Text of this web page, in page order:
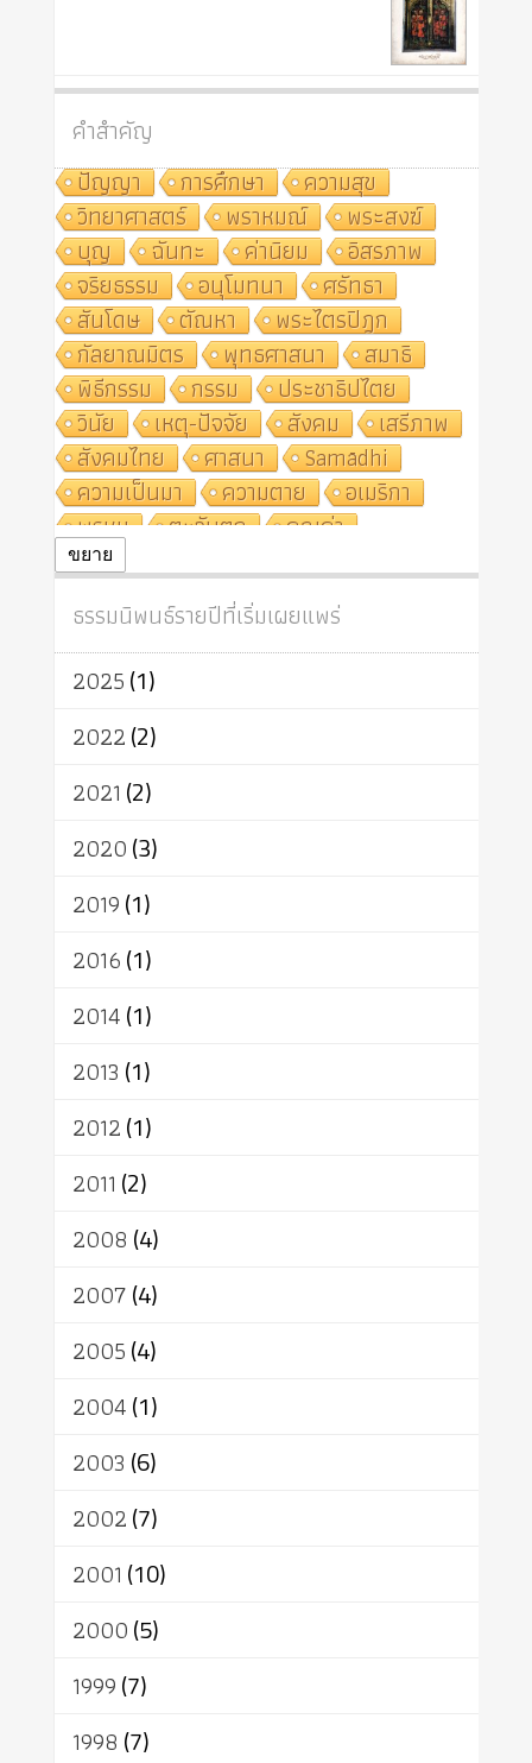
คำสำคัญ
ปัญญา
การศึกษา
ความสุข
วิทยาศาสตร์
พราหมณ์
พระสงฆ์
บุญ
ฉันทะ ค่านิยม
อิสรภาพ
จริยธรรม
อนุโมทนา
ศรัทธา
สันโดษ
ตัณหา
พระไตรปิฎก
กัลยาณมิตร
พุทธศาสนา
สมาธิ
พิธีกรรม
กรรม
ประชาธิปไตย
วินัย
เหตุ-ปัจจัย สังคม
เสรีภาพ
สังคมไทย
ศาสนา
Samādhi
ความเป็นมา
ความตาย
อเมริกา
พรหม
ตะวันตก
คุณค่า
ปฏิจจสมุปบาท
ศาสนาประจำชาติ
อินเดีย
ผู้บริโภค
ธรรมาธิปไตย
จักร
การแยกรัฐกับศาสนา
ธรรมชาติ
เทคโนโลยี
สิทธิ
พุทธบริษัท
อัตถะ
เทวดา
ขยาย
ธรรมนิพนธ์รายปีที่เริ่มเผยแพร่
2025(1)
2022(2)
2021 (2)
2020(3)
2019(1)
2016(1)
2014(1)
2013 (1)
2012(1)
2011 (2)
2008 (4)
2007(4)
2005(4)
2004(1)
2003 (6)
2002(7)
2001 (10)
2000(5)
1999(7)
1998 (7)